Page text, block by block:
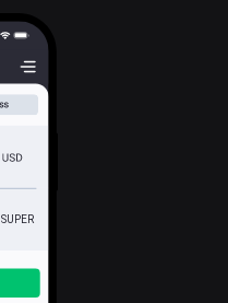
SUPER